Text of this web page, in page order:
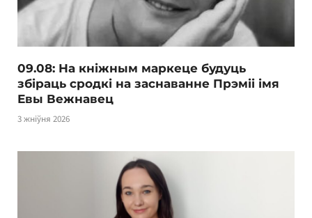
09.08: На кніжным маркеце будуць
збіраць сродкі на заснаванне Прэміі імя
Евы Вежнавец
3 жніўня 2026